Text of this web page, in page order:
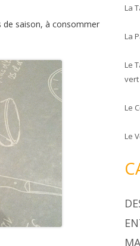
de saison, à consommer
r
h
r
La
La
Le
vert
Le
Le